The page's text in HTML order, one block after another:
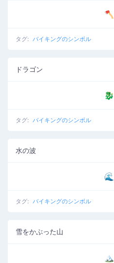
🪓
タグ: バイキングのシンボル
ドラゴン
🐉
タグ: バイキングのシンボル
水の波
🌊
タグ: バイキングのシンボル
雪をかぶった山
🏔